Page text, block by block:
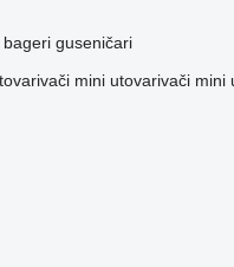
bageri guseničari
mini utovarivači mini